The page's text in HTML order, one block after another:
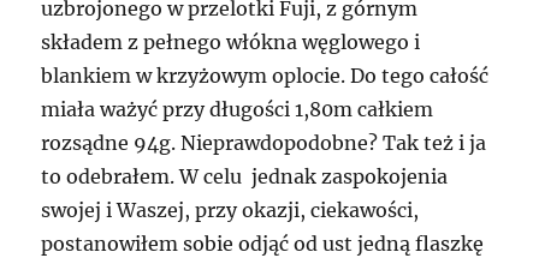
uzbrojonego w przelotki Fuji, z górnym
składem z pełnego włókna węglowego i
blankiem w krzyżowym oplocie. Do tego całość
miała ważyć przy długości 1,80m całkiem
rozsądne 94g. Nieprawdopodobne? Tak też i ja
to odebrałem. W celu jednak zaspokojenia
swojej i Waszej, przy okazji, ciekawości,
postanowiłem sobie odjąć od ust jedną flaszkę